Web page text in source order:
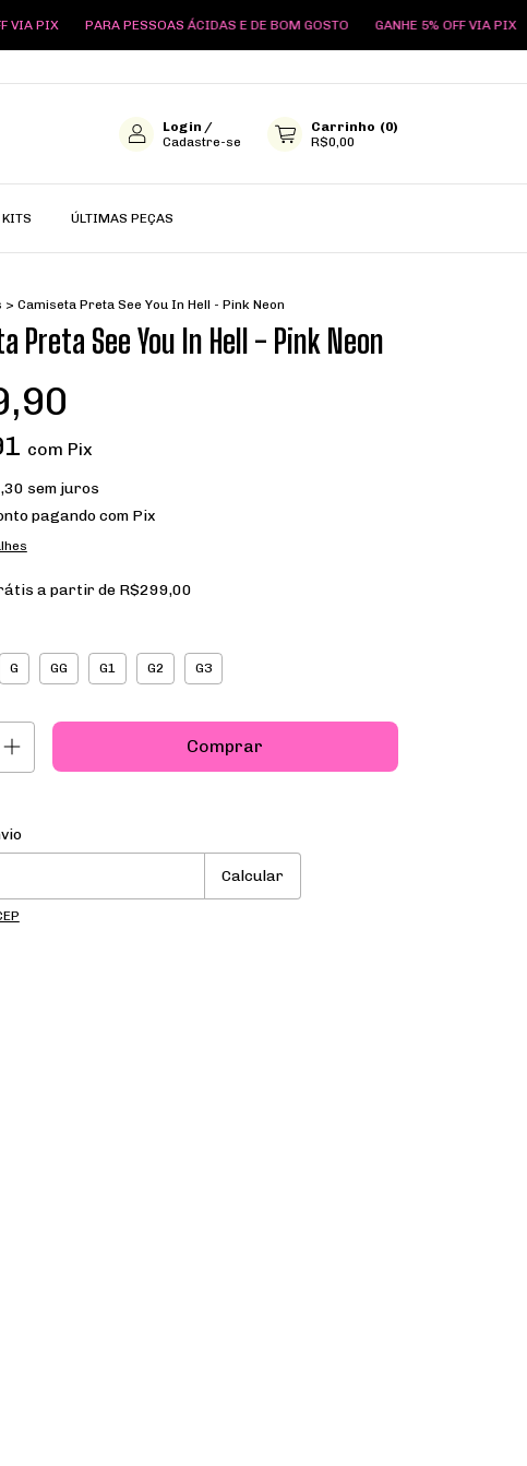
PESSOAS ÁCIDAS E DE BOM GOSTO GANHE 5% OFF VIA PIX PARA
Login /
Cadastre-se
Carrinho (0)
R$0,00
KITS ÚLTIMAS PEÇAS
> Camiseta Preta See You In Hell - Pink Neon
Preta See You In Hell - Pink Neon
com Pix
sem juros
pagando com Pix
a partir de R$299,00
G GG G1 G2 G3
CEP:
Calcular